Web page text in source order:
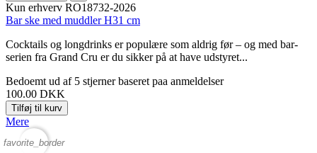
Kun erhverv RO18732-2026
Bar ske med muddler H31 cm
Cocktails og longdrinks er populære som aldrig før – og med bar-
serien fra Grand Cru er du sikker på at have udstyret...
Bedoemt ud af 5 stjerner baseret paa anmeldelser
100.00 DKK
Tilføj til kurv
Mere
favorite_border